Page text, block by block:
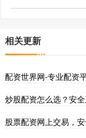
相关更新
配资世界网-专业配资
炒股配资怎么选？安
股票配资网上交易，